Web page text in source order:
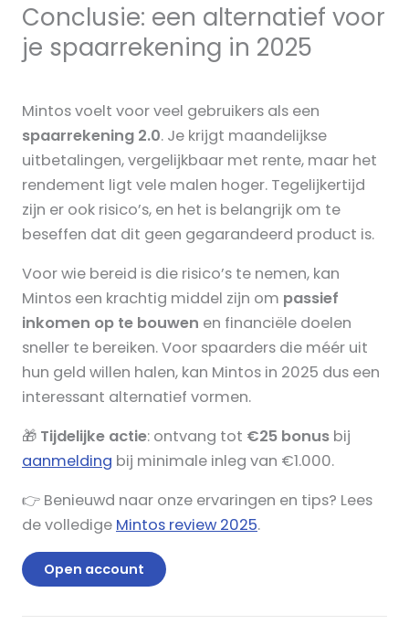
Conclusie: een alternatief voor
je spaarrekening in 2025
Mintos voelt voor veel gebruikers als een
spaarrekening 2.0. Je krijgt maandelijkse
uitbetalingen, vergelijkbaar met rente, maar het
rendement ligt vele malen hoger. Tegelijkertijd
zijn er ook risico’s, en het is belangrijk om te
beseffen dat dit geen gegarandeerd product is.
Voor wie bereid is die risico’s te nemen, kan
Mintos een krachtig middel zijn om passief
inkomen op te bouwen en financiële doelen
sneller te bereiken. Voor spaarders die méér uit
hun geld willen halen, kan Mintos in 2025 dus een
interessant alternatief vormen.
🎁 Tijdelijke actie: ontvang tot €25 bonus bij
aanmelding bij minimale inleg van €1.000.
👉 Benieuwd naar onze ervaringen en tips? Lees
de volledige Mintos review 2025.
Open account